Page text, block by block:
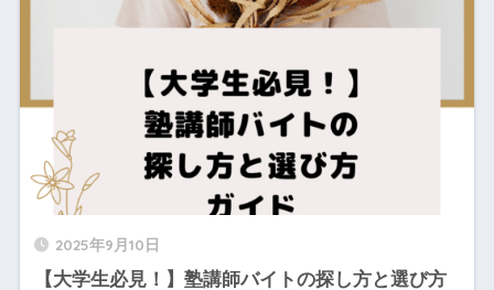
2025年9月10日
【大学生必見！】塾講師バイトの探し方と選び方